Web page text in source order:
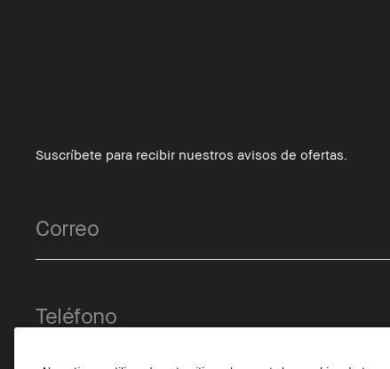
Suscríbete para recibir nuestros avisos de ofertas.